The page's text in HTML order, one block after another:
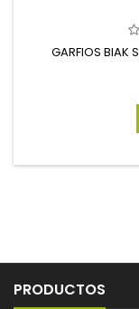
GARFIOS BIAK
PRODUCTOS